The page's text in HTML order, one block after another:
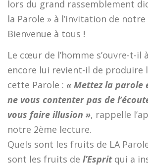
lors du grand rassemblement
la Parole » à l’invitation de notre
Bienvenue à tous !
Le cœur de l’homme s’ouvre-t-il
encore lui revient-il de produire
cette Parole : « Mettez la parole
ne vous contenter pas de
vous faire illusion », rappelle
notre 2ème lecture.
Quels sont les fruits de LA
sont les fruits de l’Espritqui a